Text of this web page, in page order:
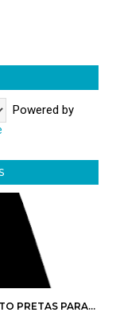
Powered by
PRETAS PARA...